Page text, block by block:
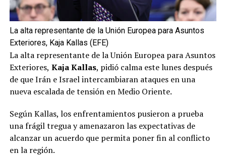
La alta representante de la Unión Europea para Asuntos
Exteriores, Kaja Kallas (EFE)
La alta representante de la Unión Europea para Asuntos
Exteriores, Kaja Kallas, pidió calma este lunes después
de que Irán e Israel intercambiaran ataques en una
nueva escalada de tensión en Medio Oriente.
Según Kallas, los enfrentamientos pusieron a prueba
una frágil tregua y amenazaron las expectativas de
alcanzar un acuerdo que permita poner fin al conflicto
en la región.